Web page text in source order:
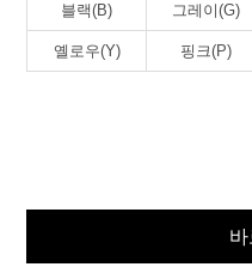
블랙(B) 그레이(G)
옐로우(Y) 핑크(P)
바